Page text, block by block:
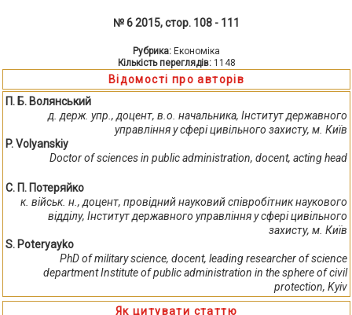
№ 6 2015, стор. 108 - 111
Рубрика: Економіка
Кількість переглядів: 1148
Відомості про авторів
П. Б. Волянський
д. держ. упр., доцент, в.о. начальника, Інститут державного
управління у сфері цивільного захисту, м. Київ
P. Volyanskiy
Doctor of sciences in public administration, docent, acting head
С. П. Потеряйко
к. військ. н., доцент, провідний науковий співробітник наукового
відділу, Інститут державного управління у сфері цивільного
захисту, м. Київ
S. Poteryayko
PhD of military science, docent, leading researcher of science
department Institute of public administration in the sphere of civil
protection, Kyiv
Як цитувати статтю